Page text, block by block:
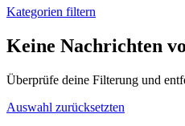
Kategorien filtern
Keine Nachrichten
Überprüfe deine Filterung und
Auswahl zurücksetzten